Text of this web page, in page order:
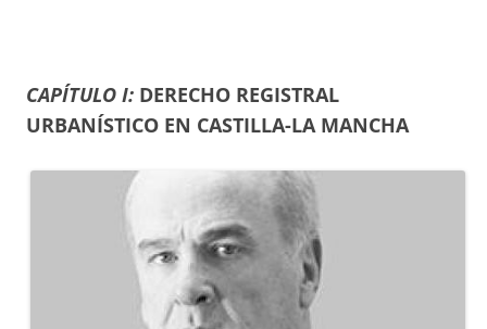
CAPÍTULO I: DERECHO REGISTRAL
URBANÍSTICO EN CASTILLA-LA MANCHA